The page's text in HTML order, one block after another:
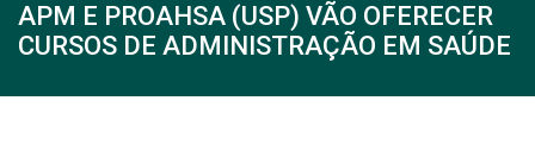
APM E PROAHSA (USP) VÃO OFERECER
CURSOS DE ADMINISTRAÇÃO EM SAÚDE